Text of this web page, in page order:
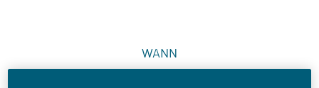
WANN